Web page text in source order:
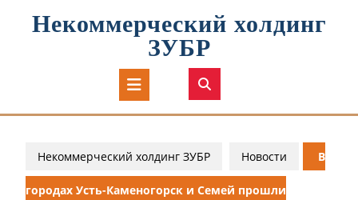
Некоммерческий холдинг
ЗУБР
Кнопка
Открыть
Некоммерческий холдинг ЗУБР Новости В
городах Усть-Каменогорск и Семей прошли